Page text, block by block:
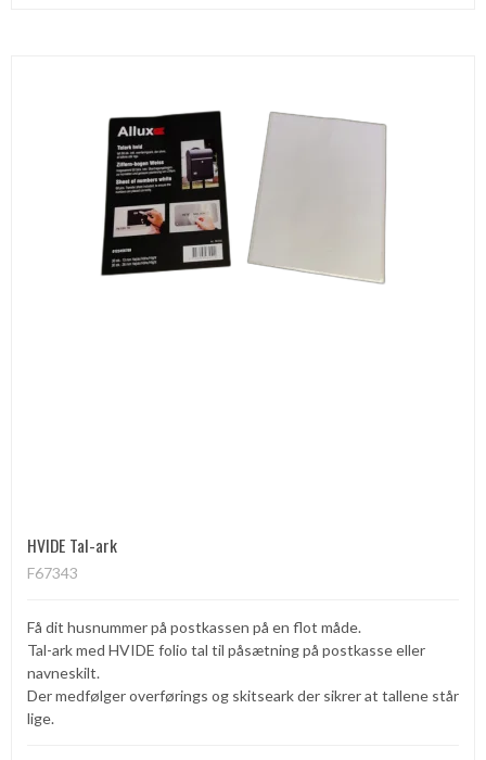
HVIDE Tal-ark
F67343
Få dit husnummer på postkassen på en flot måde.
Tal-ark med HVIDE folio tal til påsætning på postkasse eller
navneskilt.
Der medfølger overførings og skitseark der sikrer at tallene står
lige.